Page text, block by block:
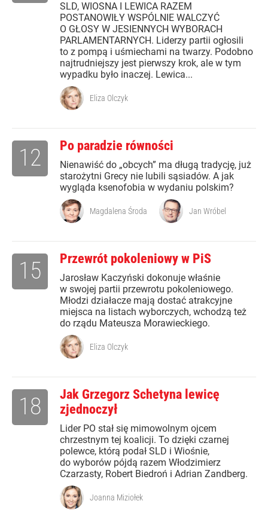
SLD, WIOSNA I LEWICA RAZEM
POSTANOWIŁY WSPÓLNIE WALCZYĆ
O GŁOSY W JESIENNYCH WYBORACH
PARLAMENTARNYCH. Liderzy partii ogłosili
to z pompą i uśmiechami na twarzy. Podobno
najtrudniejszy jest pierwszy krok, ale w tym
wypadku było inaczej. Lewica...
Eliza Olczyk
Po paradzie równości
Nienawiść do „obcych” ma długą tradycję, już
starożytni Grecy nie lubili sąsiadów. A jak
wygląda ksenofobia w wydaniu polskim?
12
Magdalena Środa Jan Wróbel
Przewrót pokoleniowy w PiS
Jarosław Kaczyński dokonuje właśnie
w swojej partii przewrotu pokoleniowego.
Młodzi działacze mają dostać atrakcyjne
miejsca na listach wyborczych, wchodzą też
do rządu Mateusza Morawieckiego.
15
Eliza Olczyk
Jak Grzegorz Schetyna lewicę
zjednoczył
Lider PO stał się mimowolnym ojcem
chrzestnym tej koalicji. To dzięki czarnej
polewce, którą podał SLD i Wiośnie,
do wyborów pójdą razem Włodzimierz
Czarzasty, Robert Biedroń i Adrian Zandberg.
18
Joanna Miziołek